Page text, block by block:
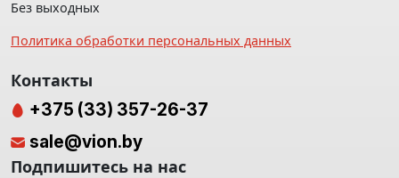
Без выходных
Политика обработки персональных данных
Контакты
+375 (33) 357-26-37
sale@vion.by
Подпишитесь на нас